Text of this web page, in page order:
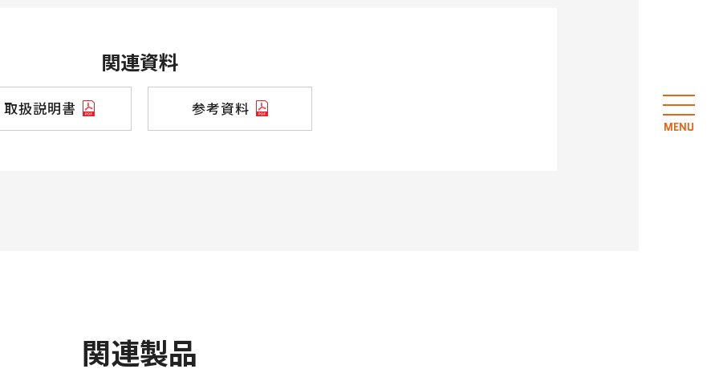
関連資料
取扱説明書 参考資料
関連製品